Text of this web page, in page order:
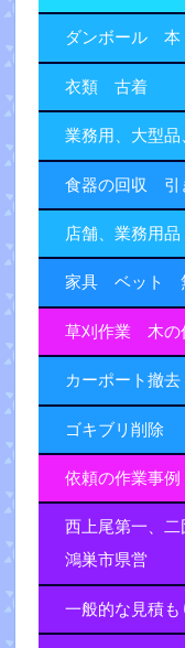
ダンボール
衣類 古着
業務用、大型品
食器の回収 引
店舗、業務用品
家具 ベット
草刈作業 木の
カーポート撤
ゴキブリ削除
依頼の作業事
西上尾第一、二
鴻巣市県営
一般的な見積も